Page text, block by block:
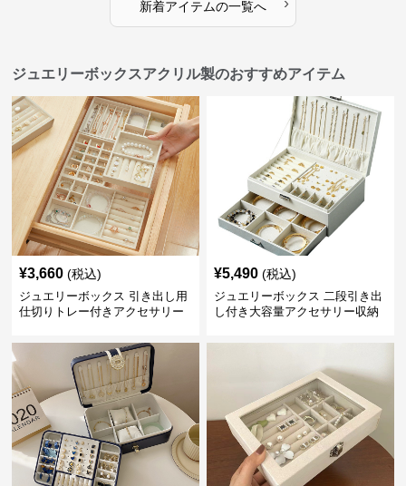
新着アイテムの一覧へ
ジュエリーボックスアクリル製のおすすめアイテム
¥3,660 (税込)
ジュエリーボックス 引き出し用
仕切りトレー付きアクセサリー
¥5,490 (税込)
ジュエリーボックス 二段引き出
し付き大容量アクセサリー収納